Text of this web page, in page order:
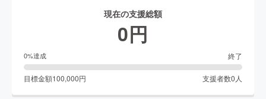
現在の支援総額
0円
0%達成 終了
目標金額100,000円 支援者数0 人